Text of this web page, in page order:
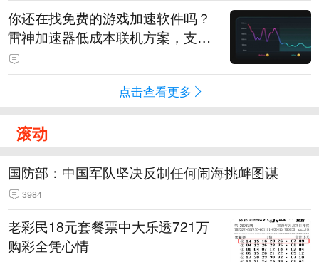
你还在找免费的游戏加速软件吗？
雷神加速器低成本联机方案，支持
免费试用
点击查看更多
滚动
国防部：中国军队坚决反制任何闹海挑衅图谋
3984
老彩民18元套餐票中大乐透721万
购彩全凭心情